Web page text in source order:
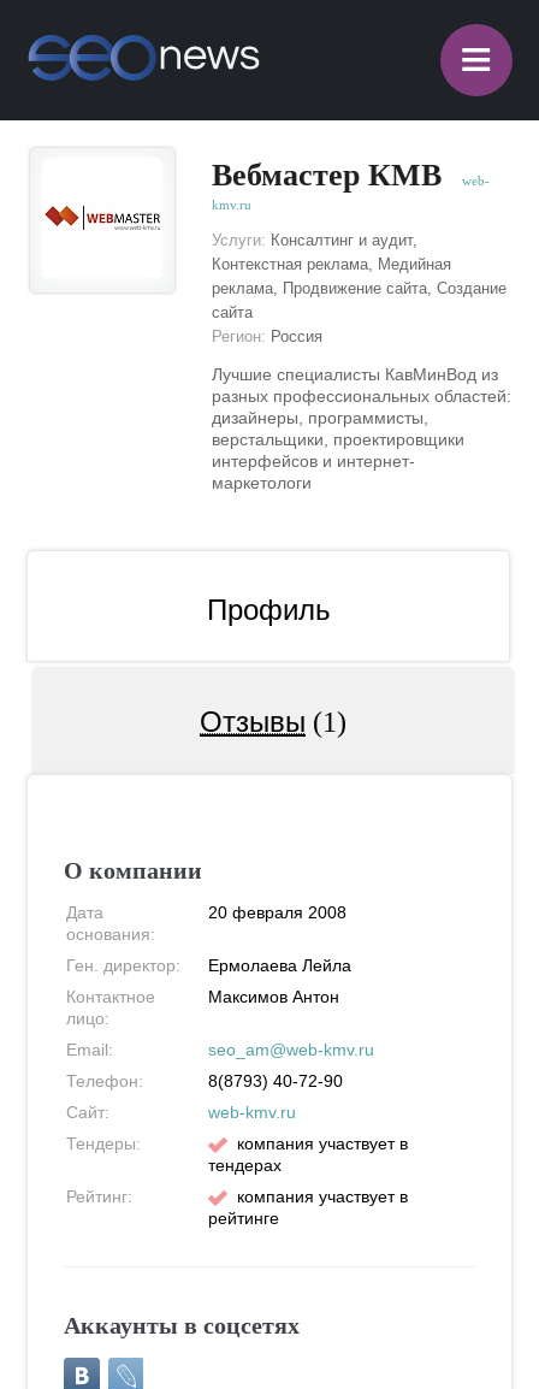
≡
Вебмастер КМВ
web-
kmv.ru
Услуги: Консалтинг и аудит,
Контекстная реклама, Медийная
реклама, Продвижение сайта, Создание
сайта
Регион: Россия
Лучшие специалисты КавМинВод из
разных профессиональных областей:
дизайнеры, программисты,
верстальщики, проектировщики
интерфейсов и интернет-
маркетологи
Профиль
Отзывы (1)
О компании
Дата
основания:
20 февраля 2008
Ген. директор:
Ермолаева Лейла
Контактное
лицо:
Максимов Антон
Email:
seo_am@web-kmv.ru
Телефон:
8(8793) 40-72-90
Сайт:
web-kmv.ru
Тендеры:
компания участвует в
тендерах
Рейтинг:
компания участвует в
рейтинге
Аккаунты в соцсетях